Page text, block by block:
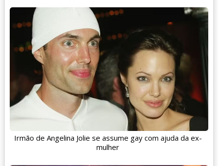
Irmão de Angelina Jolie se assume gay com ajuda da ex-
mulher